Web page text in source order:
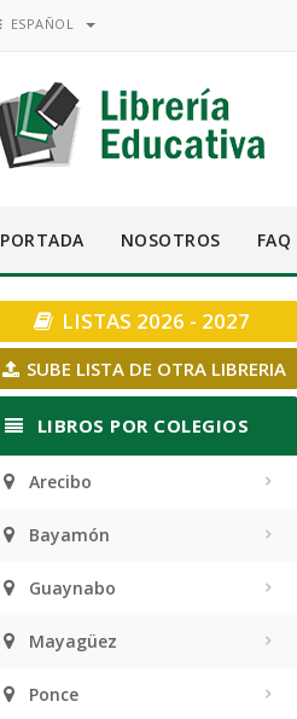
ESPAÑOL
PORTADA NOSOTROS FAQ
LISTAS 2026 - 2027
SUBE LISTA DE OTRA LIBRERIA
LIBROS POR COLEGIOS
Arecibo
Bayamón
Guaynabo
Mayagüez
Ponce